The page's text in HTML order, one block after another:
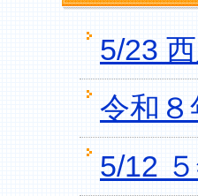
5/23
令和
5/12